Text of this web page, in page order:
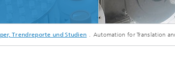
Trendreporte und Studien Automation for Translation